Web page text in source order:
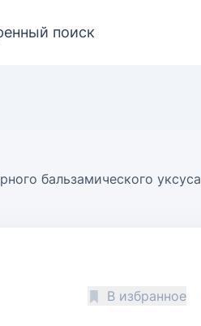
поиск
бальзамического уксуса
В избранное